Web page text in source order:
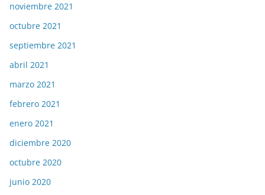
noviembre 2021
octubre 2021
septiembre 2021
abril 2021
marzo 2021
febrero 2021
enero 2021
diciembre 2020
octubre 2020
junio 2020